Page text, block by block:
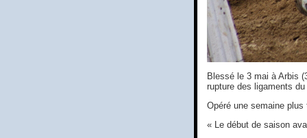
Blessé le 3 mai à Arbis
rupture des ligaments
Opéré une semaine
« Le début de saison